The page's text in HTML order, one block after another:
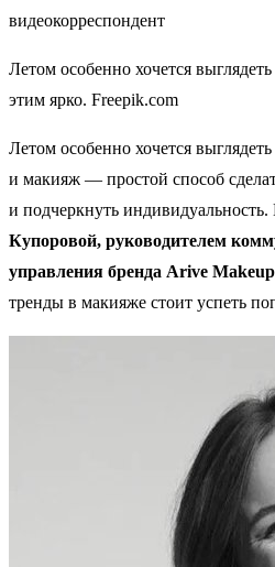
видеокорреспондент
Летом особенно хочется
этим ярко. Freepik.com
Летом особенно хочется
и макияж — простой способ
и подчеркнуть индивидуальность.
Купоровой, руководителем
управления бренда Arive
тренды в макияже стоит успеть